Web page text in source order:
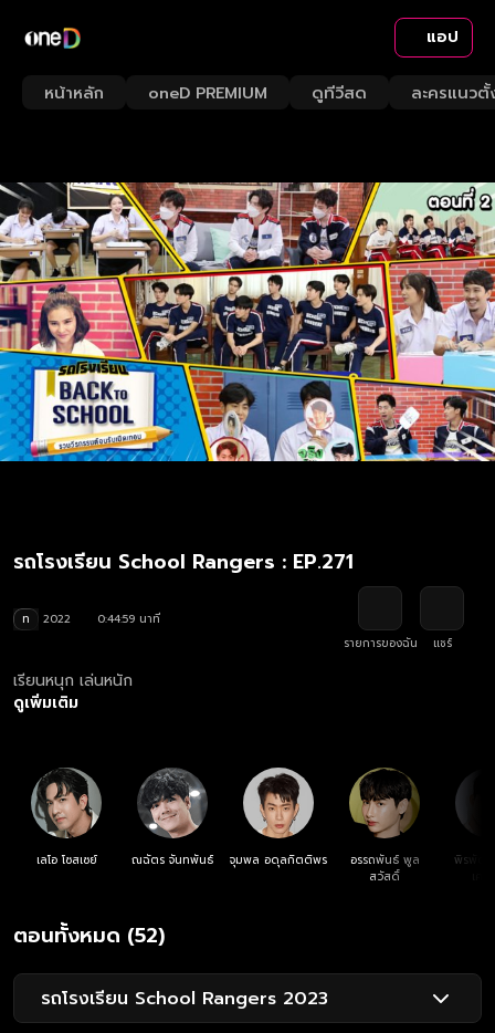
แอป
หน้าหลัก oneD PREMIUM ดูทีวีสด ละครแนวตั้
รถโรงเรียน School Rangers : EP.271
ท 2022
0:44:59 นาที
รายการของฉัน
แชร์
เรียนหนุก เล่นหนัก
ดูเพิ่มเติม
เลโอ โซสเซย์ ณฉัตร จันทพันธ์ จุมพล อดุลกิตติพร
อรรถพันธ์ พูล
สวัสดิ์
พิรพัฒ
ตอนทั้งหมด (52)
รถโรงเรียน School Rangers 2023